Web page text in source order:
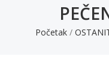
Početak